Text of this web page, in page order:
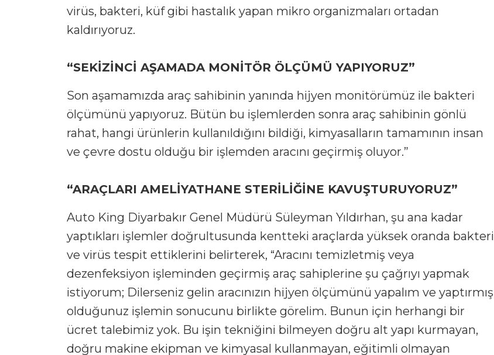
virüs, bakteri, küf gibi hastalık yapan mikro organizmaları ortadan
kaldırıyoruz.
“SEKİZİNCİ AŞAMADA MONİTÖR ÖLÇÜMÜ YAPIYORUZ”
Son aşamamızda araç sahibinin yanında hijyen monitörümüz ile bakteri
ölçümünü yapıyoruz. Bütün bu işlemlerden sonra araç sahibinin gönlü
rahat, hangi ürünlerin kullanıldığını bildiği, kimyasalların tamamının insan
ve çevre dostu olduğu bir işlemden aracını geçirmiş oluyor.”
“ARAÇLARI AMELİYATHANE STERİLİĞİNE KAVUŞTURUYORUZ”
Auto King Diyarbakır Genel Müdürü Süleyman Yıldırhan, şu ana kadar
yaptıkları işlemler doğrultusunda kentteki araçlarda yüksek oranda bakteri
ve virüs tespit ettiklerini belirterek, “Aracını temizletmiş veya
dezenfeksiyon işleminden geçirmiş araç sahiplerine şu çağrıyı yapmak
istiyorum; Dilerseniz gelin aracınızın hijyen ölçümünü yapalım ve yaptırmış
olduğunuz işlemin sonucunu birlikte görelim. Bunun için herhangi bir
ücret talebimiz yok. Bu işin tekniğini bilmeyen doğru alt yapı kurmayan,
doğru makine ekipman ve kimyasal kullanmayan, eğitimli olmayan